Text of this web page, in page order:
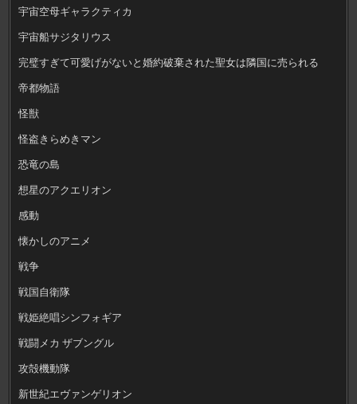
宇宙空母ギャラクティカ
宇宙船サジタリウス
完璧すぎて可愛げがないと婚約破棄された聖女は隣国に売られる
帝都物語
怪獣
怪盗きらめきマン
恐竜の島
想星のアクエリオン
感動
懐かしのアニメ
戦争
戦国自衛隊
戦姫絶唱シンフォギア
戦闘メカ ザブングル
攻殻機動隊
新世紀エヴァンゲリオン